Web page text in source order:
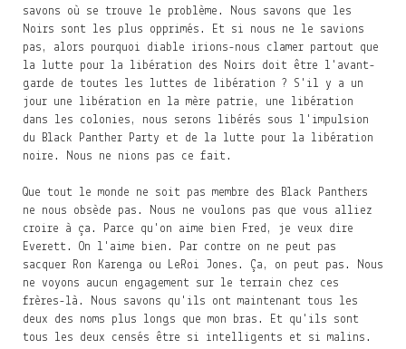
savons où se trouve le problème. Nous savons que les
Noirs sont les plus opprimés. Et si nous ne le savions
pas, alors pourquoi diable irions-nous clamer partout que
la lutte pour la libération des Noirs doit être l'avant-
garde de toutes les luttes de libération ? S'il y a un
jour une libération en la mère patrie, une libération
dans les colonies, nous serons libérés sous l'impulsion
du Black Panther Party et de la lutte pour la libération
noire. Nous ne nions pas ce fait.
Que tout le monde ne soit pas membre des Black Panthers
ne nous obsède pas. Nous ne voulons pas que vous alliez
croire à ça. Parce qu'on aime bien Fred, je veux dire
Everett. On l'aime bien. Par contre on ne peut pas
sacquer Ron Karenga ou LeRoi Jones. Ça, on peut pas. Nous
ne voyons aucun engagement sur le terrain chez ces
frères-là. Nous savons qu'ils ont maintenant tous les
deux des noms plus longs que mon bras. Et qu'ils sont
tous les deux censés être si intelligents et si malins.